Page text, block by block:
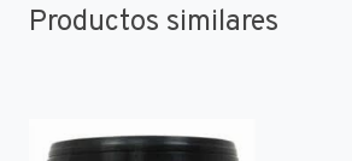
Productos similares